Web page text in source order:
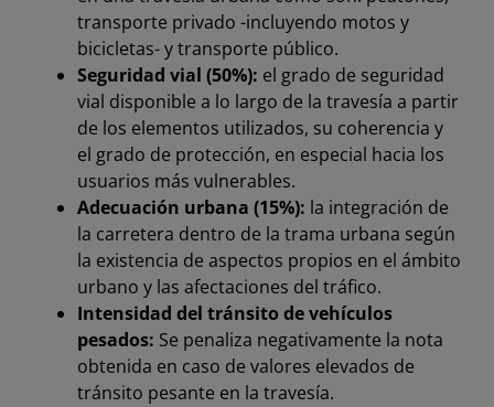
transporte privado -incluyendo motos y
bicicletas- y transporte público.
Seguridad vial (50%): el grado de seguridad
vial disponible a lo largo de la travesía a partir
de los elementos utilizados, su coherencia y
el grado de protección, en especial hacia los
usuarios más vulnerables.
Adecuación urbana (15%): la integración de
la carretera dentro de la trama urbana según
la existencia de aspectos propios en el ámbito
urbano y las afectaciones del tráfico.
Intensidad del tránsito de vehículos
pesados: Se penaliza negativamente la nota
obtenida en caso de valores elevados de
tránsito pesante en la travesía.